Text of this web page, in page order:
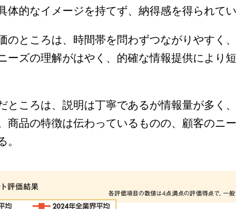
体的なイメージを持てず、納得感を得られてい
ところは、時間帯を問わずつながりやすく
ーズの理解がはやく、的確な情報提供により
ところは、説明は丁寧であるが情報量が多く
商品の特徴は伝わっているものの、顧客のニ